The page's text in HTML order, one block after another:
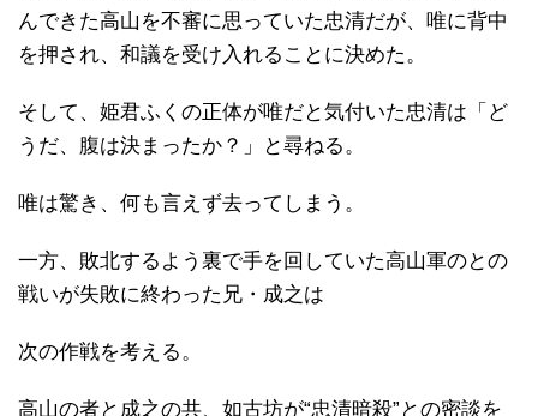
んできた高山を不審に思っていた忠清だが、唯に背中
を押され、和議を受け入れることに決めた。
そして、姫君ふくの正体が唯だと気付いた忠清は「ど
うだ、腹は決まったか？」と尋ねる。
唯は驚き、何も言えず去ってしまう。
一方、敗北するよう裏で手を回していた高山軍のとの
戦いが失敗に終わった兄・成之は
次の作戦を考える。
高山の者と成之の共、如古坊が“忠清暗殺”との密談を